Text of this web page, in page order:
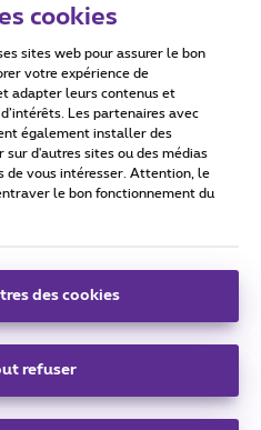
Accessibility statement
B-1030 Bruxelles.
cookies
sites web pour assurer le bon
votre expérience de
adapter leurs contenus et
Les partenaires avec
également installer des
sur d'autres sites ou des médias
de vous intéresser. Attention, le
le bon fonctionnement du
des cookies
refuser